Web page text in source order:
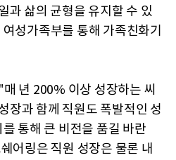
과 삶의 균형을 유지할 수 있
성가족부를 통해 가족친화기
년 200% 이상 성장하는 씨
장과 함께 직원도 폭발적인 성
통해 큰 비전을 품길 바란
어링은 직원 성장은 물론 내